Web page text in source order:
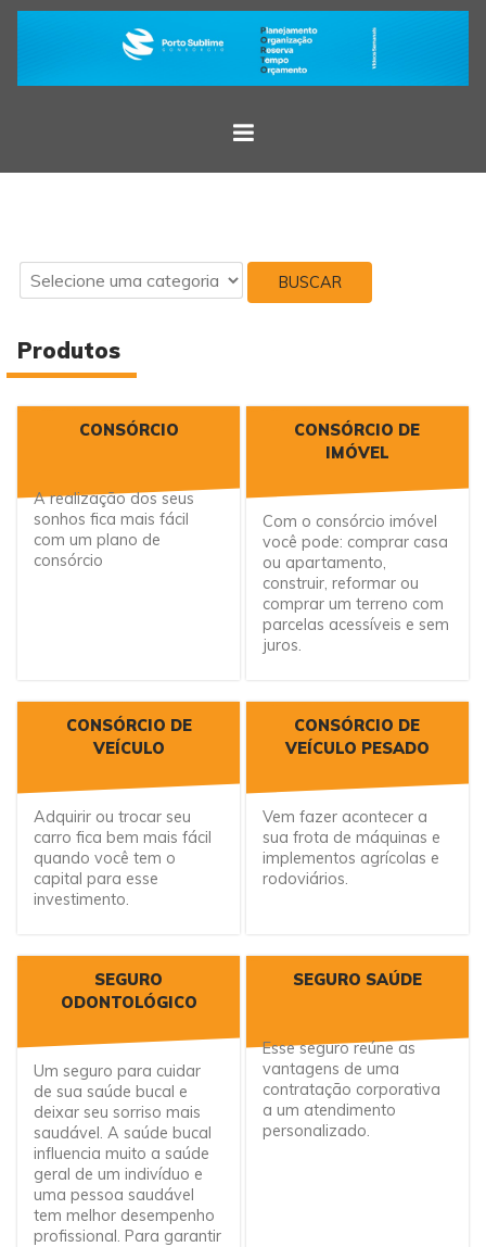
BUSCAR
Produtos
CONSÓRCIO
A realização dos seus
sonhos fica mais fácil
com um plano de
consórcio
CONSÓRCIO DE
IMÓVEL
Com o consórcio imóvel
você pode: comprar casa
ou apartamento,
construir, reformar ou
comprar um terreno com
parcelas acessíveis e sem
juros.
CONSÓRCIO DE
VEÍCULO
Adquirir ou trocar seu
carro fica bem mais fácil
quando você tem o
capital para esse
investimento.
CONSÓRCIO DE
VEÍCULO PESADO
Vem fazer acontecer a
sua frota de máquinas e
implementos agrícolas e
rodoviários.
SEGURO
ODONTOLÓGICO
Um seguro para cuidar
de sua saúde bucal e
deixar seu sorriso mais
saudável. A saúde bucal
influencia muito a saúde
geral de um indivíduo e
uma pessoa saudável
tem melhor desempenho
profissional. Para garantir
SEGURO SAÚDE
Esse seguro reúne as
vantagens de uma
contratação corporativa
a um atendimento
personalizado.